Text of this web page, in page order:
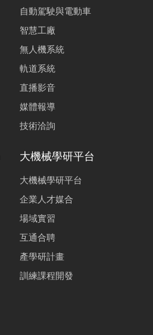
自動駕駛與電動車
智慧工廠
無人機系統
軌道系統
直播影音
媒體報導
技術洽詢
大機械學研平台
大機械學研平台
企業人才媒合
場域實習
互通合聘
產學研計畫
訓練課程開發